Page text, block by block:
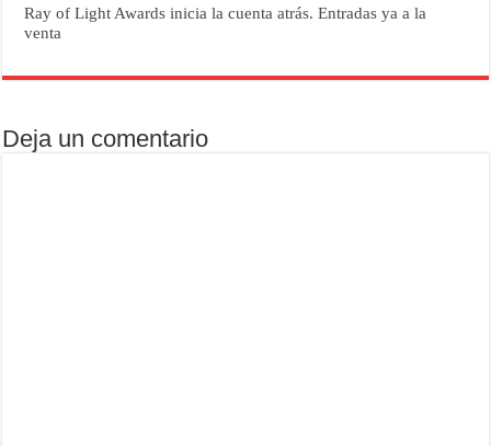
Ray of Light Awards inicia la cuenta atrás. Entradas ya a la
venta
Deja un comentario